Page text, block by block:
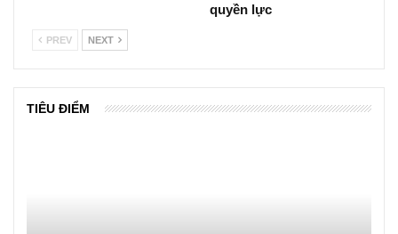
quyền lực
PREV NEXT
TIÊU ĐIỂM